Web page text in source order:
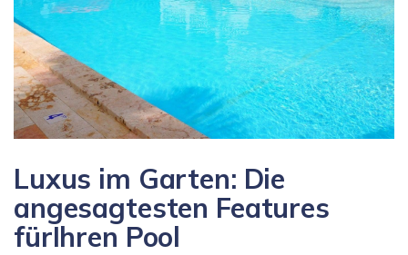
Luxus im Garten: Die
angesagtesten Features
fürIhren Pool